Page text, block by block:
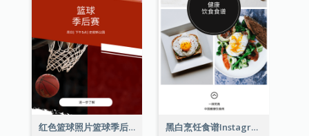
红色篮球照片篮球季后赛Instagram限时动态 黑白烹饪食谱Instagram限时动态